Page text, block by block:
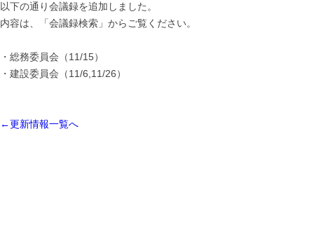
以下の通り会議録を追加しました。
内容は、「会議録検索」からご覧ください。
・総務委員会（11/15）
・建設委員会（11/6,11/26）
←更新情報一覧へ